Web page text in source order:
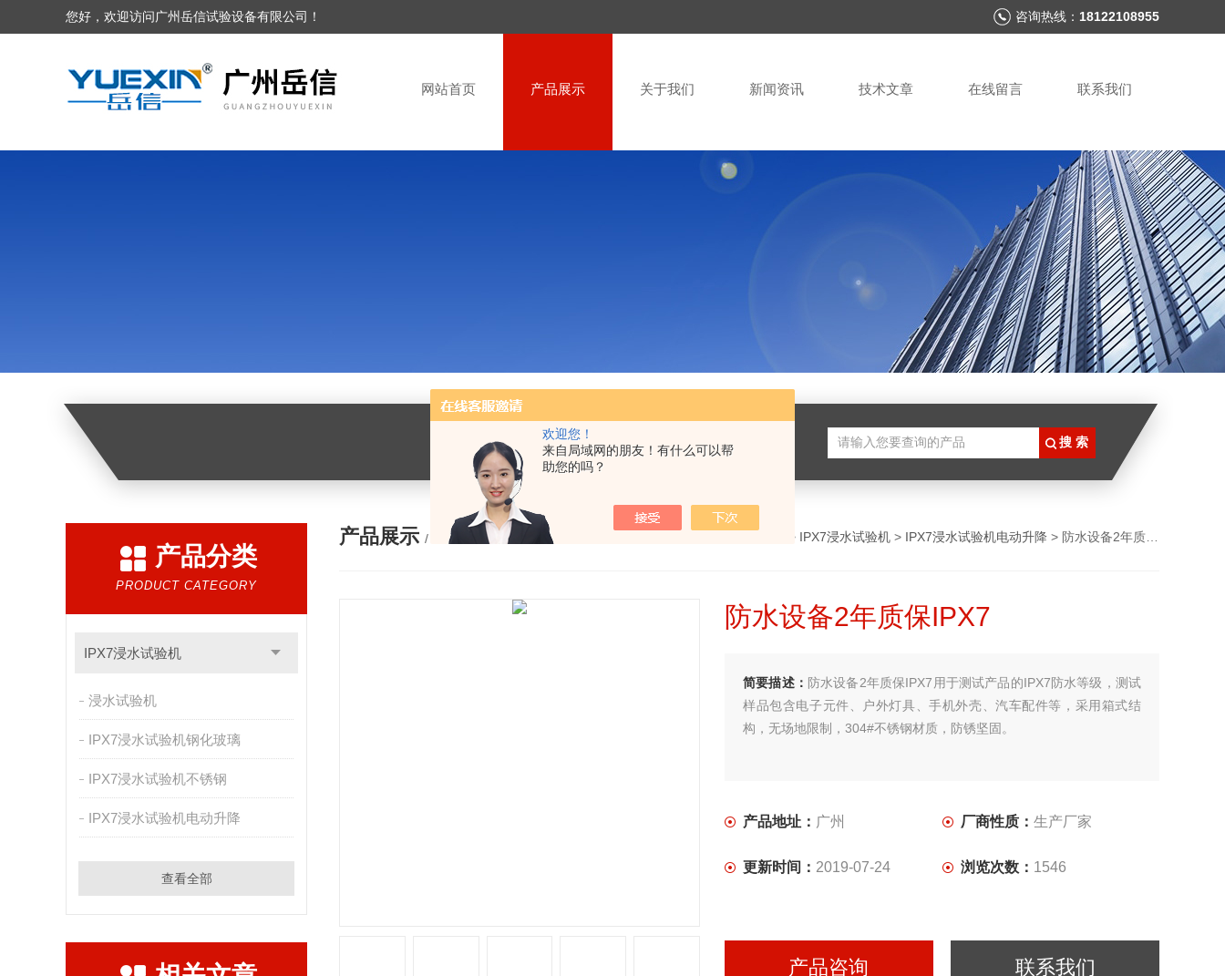
欢迎您！
来自局域网的朋友！有什么可以帮
助您的吗？
您好，欢迎访问广州岳信试验设备有限公司！ 咨询热线： 18122108955
网站首页 产品展示 关于我们 新闻资讯 技术文章 在线留言 联系我们
产品分类
PRODUCT CATEGORY
IPX7浸水试验机
浸水试验机
IPX7浸水试验机钢化玻璃
IPX7浸水试验机不锈钢
IPX7浸水试验机电动升降
查看全部
产品展示 / PRODUCTS > IPX7浸水试验机 > IPX7浸水试验机电动升降 > 防水设备2年质保IPX7
防水设备2年质保IPX7
简要描述： 防水设备2年质保IPX7用于测试产品的IPX7防水等级，测试
样品包含电子元件、户外灯具、手机外壳、汽车配件等，采用箱式结
构，无场地限制，304#不锈钢材质，防锈坚固。
产品地址： 广州 厂商性质： 生产厂家
更新时间： 2019-07-24 浏览次数： 1546
产品咨询 联系我们